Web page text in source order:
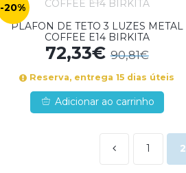
-20%
PLAFON DE TETO 3 LUZES METAL
COFFEE E14 BIRKITA
72,33€90,81€
Reserva, entrega 15 dias úteis
Adicionar ao carrinho
1 2